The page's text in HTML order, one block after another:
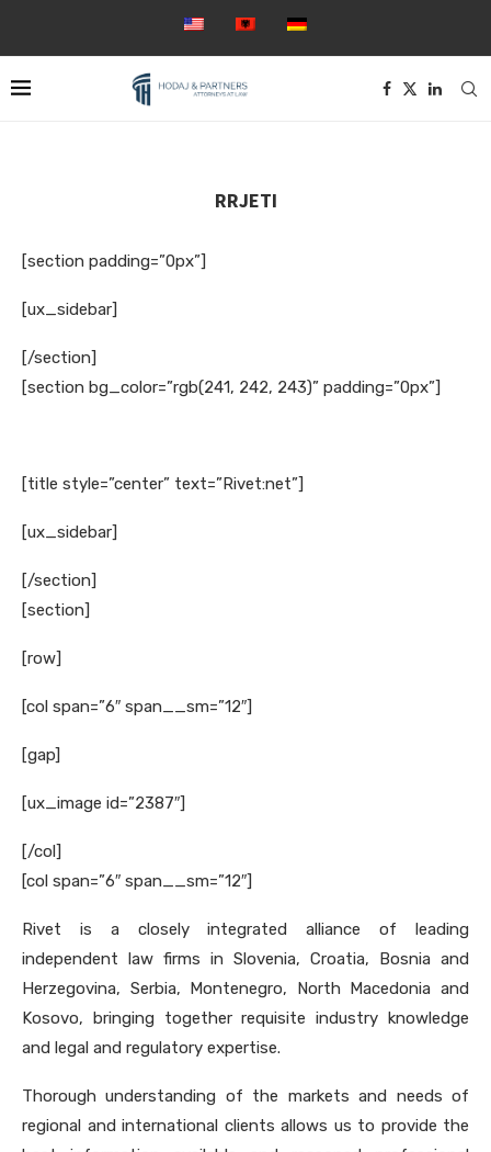
RRJETI
[section padding=”0px”]
[ux_sidebar]
[/section]
[section bg_color=”rgb(241, 242, 243)” padding=”0px”]
[title style=”center” text=”Rivet:net”]
[ux_sidebar]
[/section]
[section]
[row]
[col span=”6″ span__sm=”12″]
[gap]
[ux_image id=”2387″]
[/col]
[col span=”6″ span__sm=”12″]
Rivet is a closely integrated alliance of leading
independent law firms in Slovenia, Croatia, Bosnia and
Herzegovina, Serbia, Montenegro, North Macedonia and
Kosovo, bringing together requisite industry knowledge
and legal and regulatory expertise.
Thorough understanding of the markets and needs of
regional and international clients allows us to provide the